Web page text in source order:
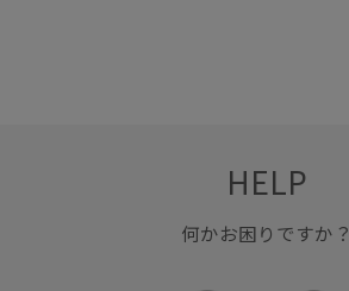
HELP
何かお困りですか？